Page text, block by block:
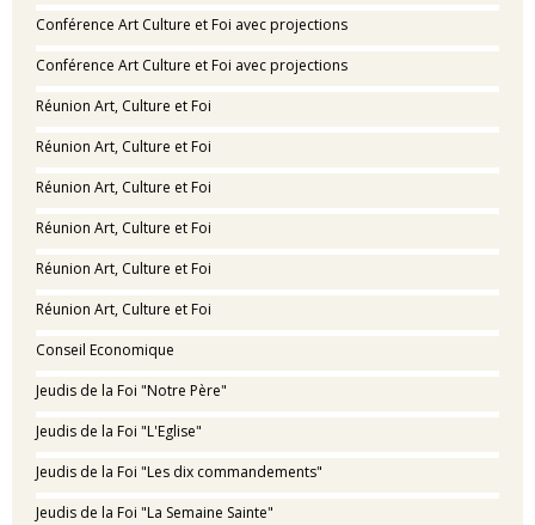
Conférence Art Culture et Foi avec projections
Conférence Art Culture et Foi avec projections
Réunion Art, Culture et Foi
Réunion Art, Culture et Foi
Réunion Art, Culture et Foi
Réunion Art, Culture et Foi
Réunion Art, Culture et Foi
Réunion Art, Culture et Foi
Conseil Economique
Jeudis de la Foi "Notre Père"
Jeudis de la Foi "L'Eglise"
Jeudis de la Foi "Les dix commandements"
Jeudis de la Foi "La Semaine Sainte"